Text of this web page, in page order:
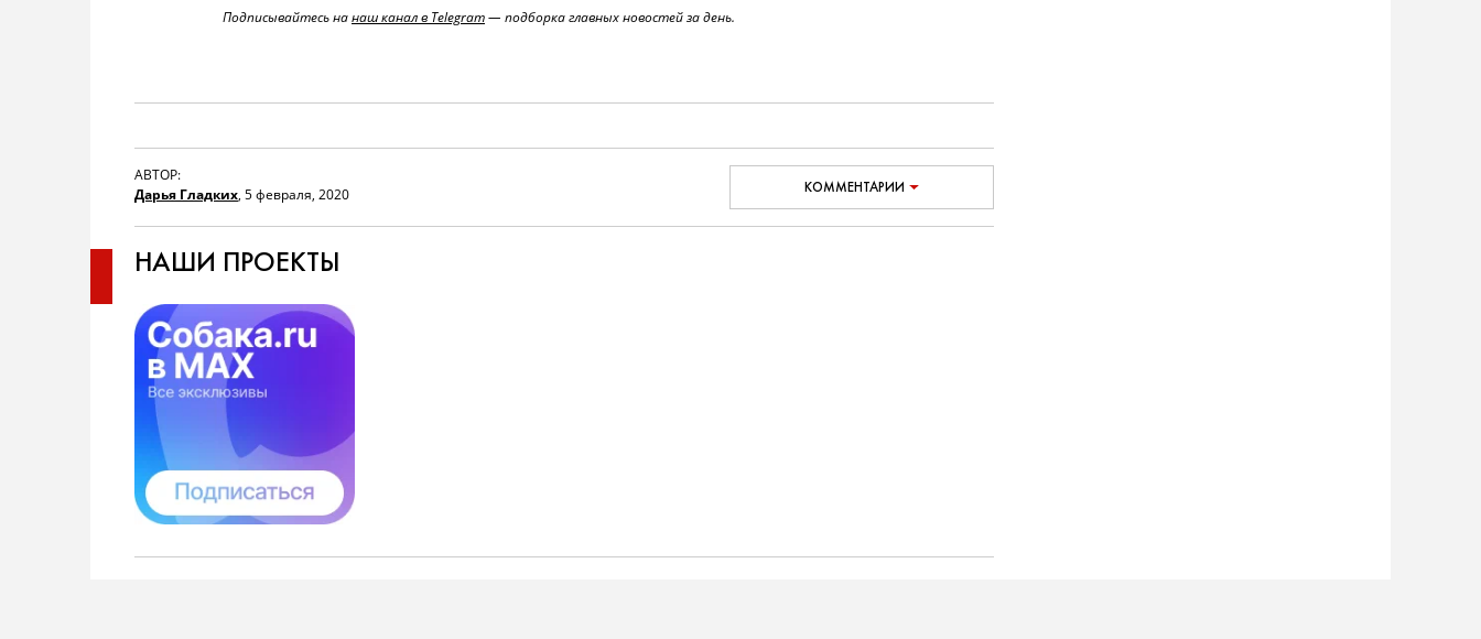
Подписывайтесь нанаш канал в Telegram— подборка главных новостей за день.
АВТОР:
Дарья Гладких, 5 февраля, 2020 КОММЕНТАРИИ
НАШИ ПРОЕКТЫ